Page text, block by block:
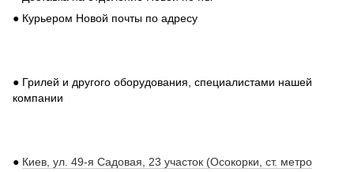
● Курьером Новой почты по адресу
● Грилей и другого оборудования, специалистами нашей
компании
● Киев, ул. 49-я Садовая, 23 участок (Осокорки, ст. метро